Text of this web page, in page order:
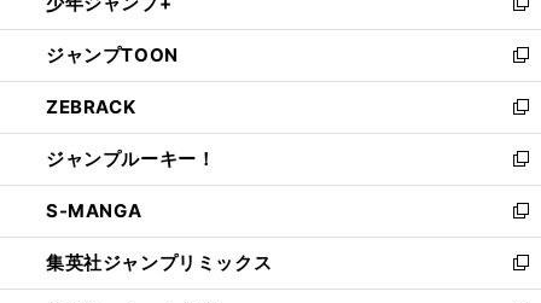
開
く
ド
ウ
で
開
く
ィ
ン
ド
ウ
で
開
く
い
ウ
ィ
ン
ド
ウ
で
開
く
新
し
い
ウ
ィ
ン
ド
ウ
で
開
く
ジャンプTOON
新
し
い
ウ
ィ
ン
ド
ウ
で
開
ZEBRACK
新
し
い
ウ
ィ
ン
ド
ウ
ジャンプルーキー！
新
し
い
ウ
ィ
ン
S-MANGA
新
し
い
ウ
集英社ジャンプリミックス
新
し